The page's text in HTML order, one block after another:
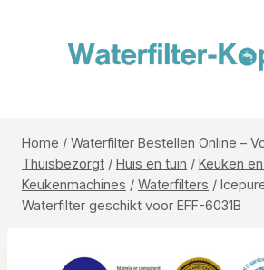
Home / Waterfilter Bestellen Online –
Thuisbezorgt / Huis en tuin / Keuken
Keukenmachines / Waterfilters /
Waterfilter geschikt voor EFF-6031B